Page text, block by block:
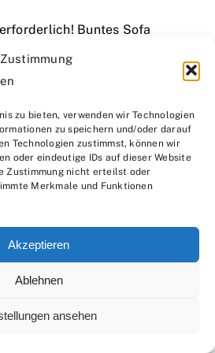
zu bieten, verwenden wir Technologien
zu speichern und/oder darauf
Technologien zustimmst, können wir
oder eindeutige IDs auf dieser Website
Zustimmung nicht erteilst oder
Merkmale und Funktionen
Akzeptieren
Ablehnen
ansehen
Buntes Sofa